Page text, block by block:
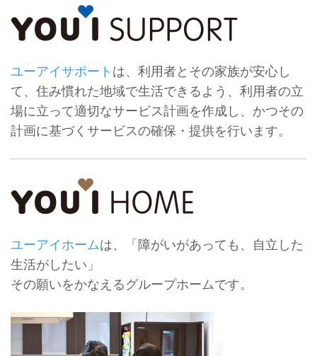
ユーアイサポートは、利用者とその家族が安心し
て、住み慣れた地域で生活できるよう、利用者の立
場に立って適切なサービス計画を作成し、かつその
計画に基づくサービスの確保・提供を行います。
ユーアイホームは、「障がいがあっても、自立した
生活がしたい」
その願いをかなえるグループホームです。